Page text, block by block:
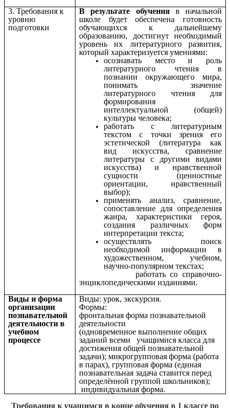
3. Требования к
уровню
подготовки
В результате обучения в начальной
школе будет обеспечена готовность
обучающихся к дальнейшему
образованию, достигнут необходимый
уровень их литературного развития,
который характеризуется умениями:
осознавать место и роль
литературного чтения в
познании окружающего мира,
понимать значение
литературного чтения для
формирования
интеллектуальной (общей)
культуры человека;
работать с литературным
текстом с точки зрения его
эстетической (литература как
вид искусства, сравнение
литературы с другими видами
искусства) и нравственной
сущности (ценностные
ориентации, нравственный
выбор);
применять анализ, сравнение,
сопоставление для определения
жанра, характеристики героя,
создания различных форм
интерпретации текста;
осуществлять поиск
необходимой информации в
художественном, учебном,
научно-популярном текстах;
работать со справочно-
энциклопедическими изданиями.
Виды и форма
организации
познавательной
деятельности в
учебном
процессе
Виды: урок, экскурсия.
Формы:
фронтальная форма познавательной
деятельности
(одновременное выполнение общих
заданий всеми учащимися класса для
достижения общей познавательной
задачи); микрогрупповая форма (работа
в парах), групповая форма (единая
познавательная задача ставится перед
определённой группой школьников);
индивидуальная форма.
Требования к учащимся в конце обучения в 1 классе по